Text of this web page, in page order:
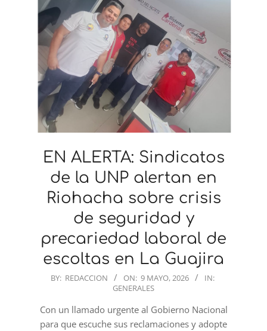
EN ALERTA: Sindicatos
de la UNP alertan en
Riohacha sobre crisis
de seguridad y
precariedad laboral de
escoltas en La Guajira
2026-
09
BY: REDACCION ON: 9 MAYO, 2026
IN:
GENERALES
Con un llamado urgente al Gobierno Nacional
para que escuche sus reclamaciones y adopte